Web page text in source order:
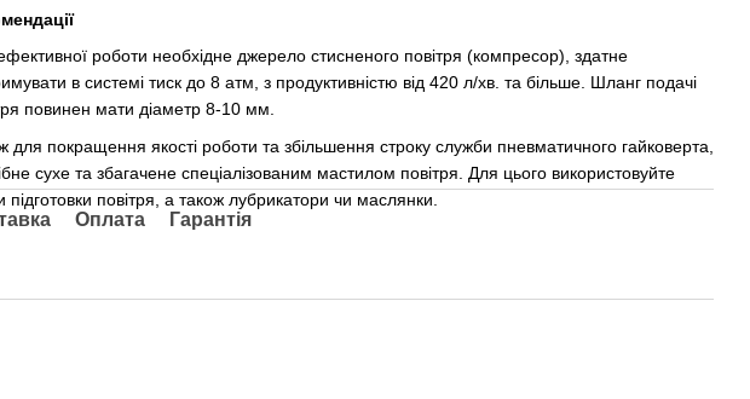
роботи необхідне джерело стисненого повітря (компресор), здатне
в системі тиск до 8 атм, з продуктивністю від 420 л/хв. та більше. Шланг подачі
повинен мати діаметр 8-10 мм.
для покращення якості роботи та збільшення строку служби пневматичного гайковерта,
сухе та збагачене спеціалізованим мастилом повітря. Для цього використовуйте
підготовки повітря, а також лубрикатори чи маслянки.
Оплата Гарантія